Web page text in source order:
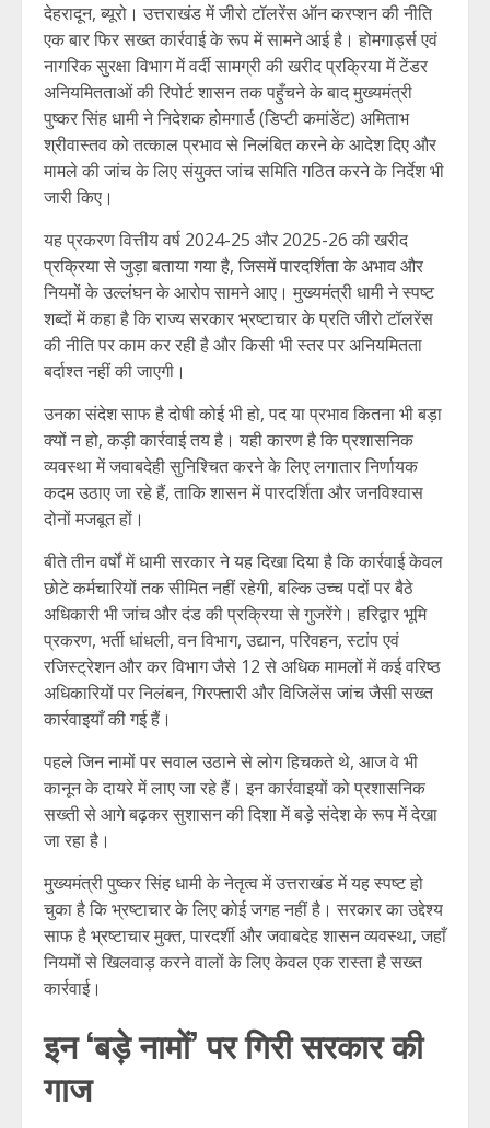
देहरादून, ब्यूरो। उत्तराखंड में जीरो टॉलरेंस ऑन करप्शन की नीति
एक बार फिर सख्त कार्रवाई के रूप में सामने आई है। होमगार्ड्स एवं
नागरिक सुरक्षा विभाग में वर्दी सामग्री की खरीद प्रक्रिया में टेंडर
अनियमितताओं की रिपोर्ट शासन तक पहुँचने के बाद मुख्यमंत्री
पुष्कर सिंह धामी ने निदेशक होमगार्ड (डिप्टी कमांडेंट) अमिताभ
श्रीवास्तव को तत्काल प्रभाव से निलंबित करने के आदेश दिए और
मामले की जांच के लिए संयुक्त जांच समिति गठित करने के निर्देश भी
जारी किए।
यह प्रकरण वित्तीय वर्ष 2024-25 और 2025-26 की खरीद
प्रक्रिया से जुड़ा बताया गया है, जिसमें पारदर्शिता के अभाव और
नियमों के उल्लंघन के आरोप सामने आए। मुख्यमंत्री धामी ने स्पष्ट
शब्दों में कहा है कि राज्य सरकार भ्रष्टाचार के प्रति जीरो टॉलरेंस
की नीति पर काम कर रही है और किसी भी स्तर पर अनियमितता
बर्दाश्त नहीं की जाएगी।
उनका संदेश साफ है दोषी कोई भी हो, पद या प्रभाव कितना भी बड़ा
क्यों न हो, कड़ी कार्रवाई तय है। यही कारण है कि प्रशासनिक
व्यवस्था में जवाबदेही सुनिश्चित करने के लिए लगातार निर्णायक
कदम उठाए जा रहे हैं, ताकि शासन में पारदर्शिता और जनविश्वास
दोनों मजबूत हों।
बीते तीन वर्षों में धामी सरकार ने यह दिखा दिया है कि कार्रवाई केवल
छोटे कर्मचारियों तक सीमित नहीं रहेगी, बल्कि उच्च पदों पर बैठे
अधिकारी भी जांच और दंड की प्रक्रिया से गुजरेंगे। हरिद्वार भूमि
प्रकरण, भर्ती धांधली, वन विभाग, उद्यान, परिवहन, स्टांप एवं
रजिस्ट्रेशन और कर विभाग जैसे 12 से अधिक मामलों में कई वरिष्ठ
अधिकारियों पर निलंबन, गिरफ्तारी और विजिलेंस जांच जैसी सख्त
कार्रवाइयाँ की गई हैं।
पहले जिन नामों पर सवाल उठाने से लोग हिचकते थे, आज वे भी
कानून के दायरे में लाए जा रहे हैं। इन कार्रवाइयों को प्रशासनिक
सख्ती से आगे बढ़कर सुशासन की दिशा में बड़े संदेश के रूप में देखा
जा रहा है।
मुख्यमंत्री पुष्कर सिंह धामी के नेतृत्व में उत्तराखंड में यह स्पष्ट हो
चुका है कि भ्रष्टाचार के लिए कोई जगह नहीं है। सरकार का उद्देश्य
साफ है भ्रष्टाचार मुक्त, पारदर्शी और जवाबदेह शासन व्यवस्था, जहाँ
नियमों से खिलवाड़ करने वालों के लिए केवल एक रास्ता है सख्त
कार्रवाई।
इन ‘बड़े नामों’ पर गिरी सरकार की
गाज